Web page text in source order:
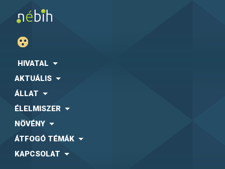
HIVATAL
AKTUÁLIS
ÁLLAT
ÉLELMISZER
NÖVÉNY
ÁTFOGÓ TÉMÁK
KAPCSOLAT